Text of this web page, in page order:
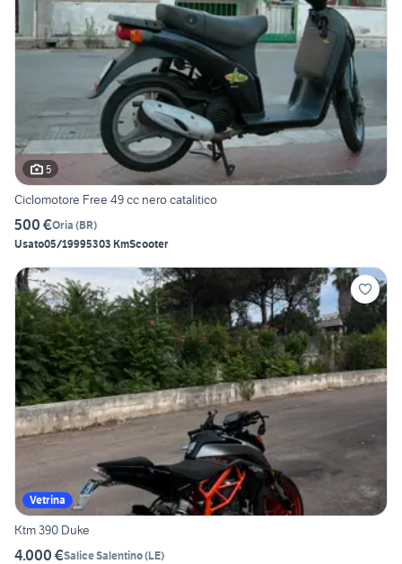
5
Ciclomotore Free 49 cc nero catalitico
500 €Oria (BR)
Usato05/19995303 KmScooter
Vetrina
Ktm 390 Duke
4.000 €Salice Salentino(LE)